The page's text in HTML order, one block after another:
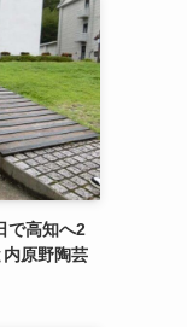
で高知へ2
原野陶芸